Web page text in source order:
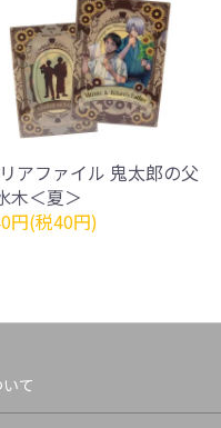
アファイル 鬼太郎の父
木＜夏＞
円(税40円)
て